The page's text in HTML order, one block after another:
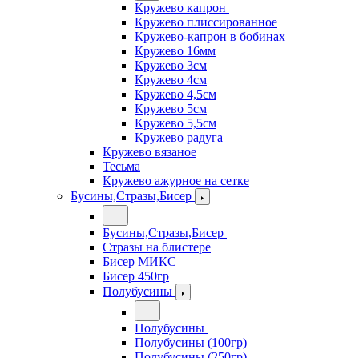
Кружево капрон
Кружево плиссированное
Кружево-капрон в бобинах
Кружево 16мм
Кружево 3см
Кружево 4см
Кружево 4,5см
Кружево 5см
Кружево 5,5см
Кружево радуга
Кружево вязаное
Тесьма
Кружево ажурное на сетке
Бусины,Стразы,Бисер
Бусины,Стразы,Бисер
Стразы на блистере
Бисер МИКС
Бисер 450гр
Полубусины
Полубусины
Полубусины (100гр)